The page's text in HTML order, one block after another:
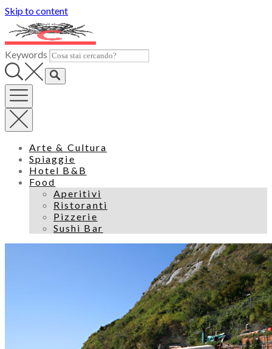
Skip to content
Keywords
Arte & Cultura
Spiaggie
Hotel B&B
Food
Aperitivi
Ristoranti
Pizzerie
Sushi Bar